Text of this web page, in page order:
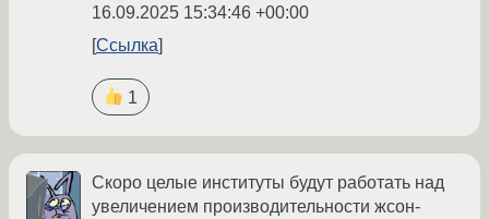
16.09.2025 15:34:46 +00:00
Ссылка
1
Скоро целые институты будут работать над
увеличением производительности жсон-